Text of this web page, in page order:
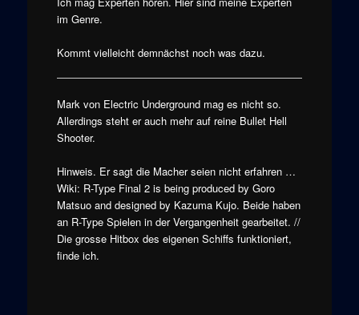
im Genre.
Kommt vielleicht demnächst noch was dazu.
Mark von Electric Underground mag es nicht so.
Allerdings steht er auch mehr auf reine Bullet Hell
Shooter.
Hinweis. Er sagt die Macher seien nicht erfahren …
Wiki: R-Type Final 2 is being produced by Goro
Matsuo and designed by Kazuma Kujo. Beide haben
an R-Type Spielen in der Vergangenheit gearbeitet. //
Die grosse Hitbox des eigenen Schiffs funktioniert,
finde ich.